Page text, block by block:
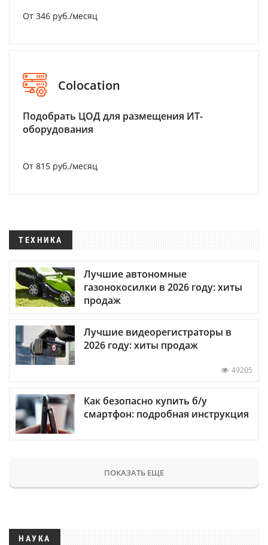
От 346 руб./месяц
Colocation
Подобрать ЦОД для размещения ИТ-
оборудования
От 815 руб./месяц
ТЕХНИКА
Лучшие автономные
газонокосилки в 2026 году: хиты
продаж
Лучшие видеорегистраторы в
2026 году: хиты продаж
49205
Как безопасно купить б/у
смартфон: подробная инструкция
ПОКАЗАТЬ ЕЩЕ
НАУКА